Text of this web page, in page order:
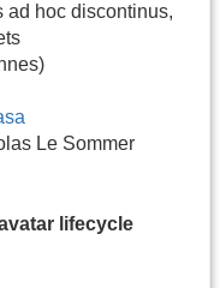
ad hoc discontinus,
Le Sommer
lifecycle